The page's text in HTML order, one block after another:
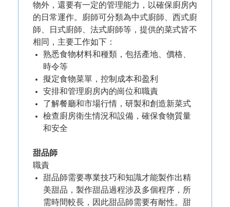
物外，還要有一定的管理能力，以確保廚房內
的日常運作。廚師可分類為中式廚師、西式廚
師、日式廚師、法式廚師等，提供的菜式皆不
相同，主要工作如下：
熟悉食物材料和種類，包括產地、價格、
時令等
擬定食物菜單，控制成本和盈利
安排和管理廚房內的崗位和職責
了解餐廳和市場行情，研製和創造新菜式
檢查廚房衛生情況和設備，確保食物質量
和安全
甜品師
職責
甜品師需要專業技巧和知識才能製作出精
美甜品，製作甜品過程涉及多個程序，所
需時間較長，因此甜品師需要有耐性。甜